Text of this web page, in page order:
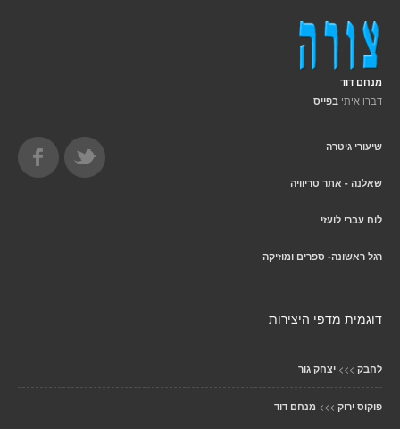
מנחם דוד
דברו איתי בפייס
שיעורי גיטרה
שאלנה - אתר טריוויה
לוח עברי לועזי
רגל ראשונה- ספרים ומוזיקה
דוגמית מדפי היצירות
לחבק >>> יצחק גור
פוקוס ירוק >>> מנחם דוד